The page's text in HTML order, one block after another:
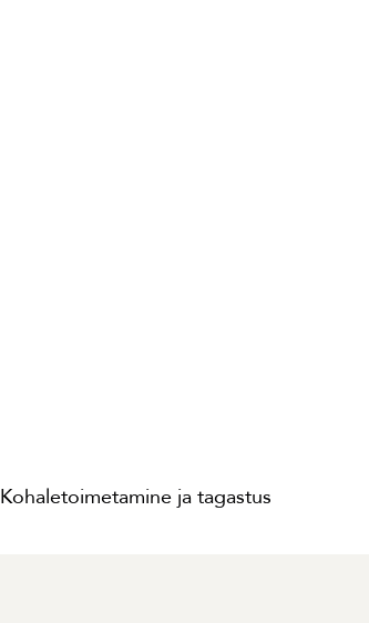
Kohaletoimetamine ja tagastus